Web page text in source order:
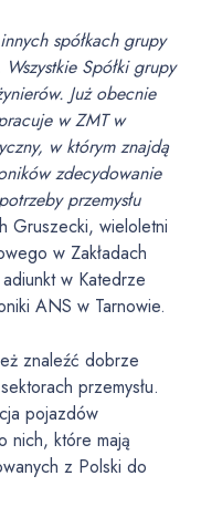
spółkach grupy
Spółki grupy
Już obecnie
w ZMT w
w którym znajdą
zdecydowanie
przemysłu
Gruszecki, wieloletni
w Zakładach
w Katedrze
ANS w Tarnowie.
znaleźć dobrze
przemysłu.
pojazdów
nich, które mają
z Polski do